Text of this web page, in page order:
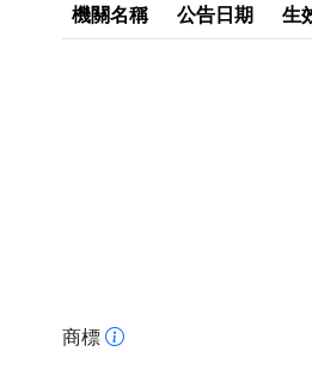
機關名稱
公告日期 生
商標